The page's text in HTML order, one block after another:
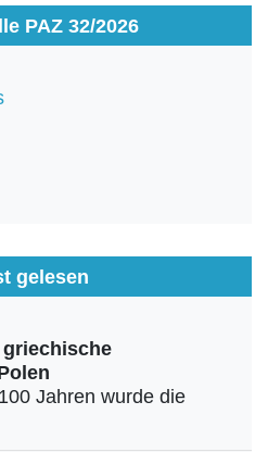
PAZ 32/2026
gelesen
Jahren wurde die